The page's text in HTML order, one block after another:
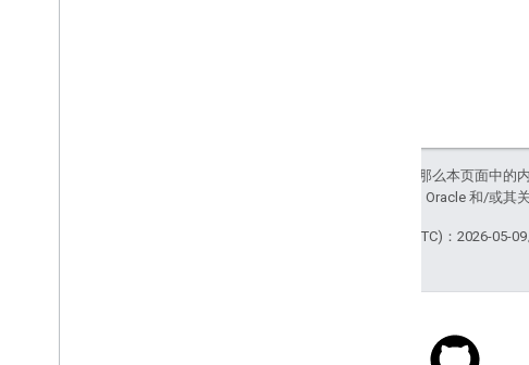
如未另行说明，那么本页面中的
。Java 是 Oracle 和/或其
最后更新时间 (UTC)：2026-05-09